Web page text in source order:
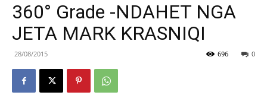
360° Grade -NDAHET NGA
JETA MARK KRASNIQI
28/08/2015 0
696